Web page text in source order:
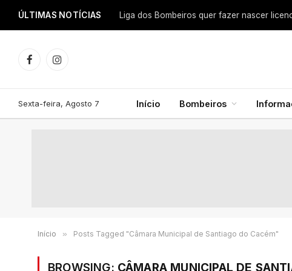
ÚLTIMAS NOTÍCIAS
FacebookInstagram
Sexta-feira, Agosto 7 Início Bombeiros
Início » Posts Tagged "Câmara Municipal de Santiago do Cacém"
BROWSING: CÂMARA MUNICIPAL DE